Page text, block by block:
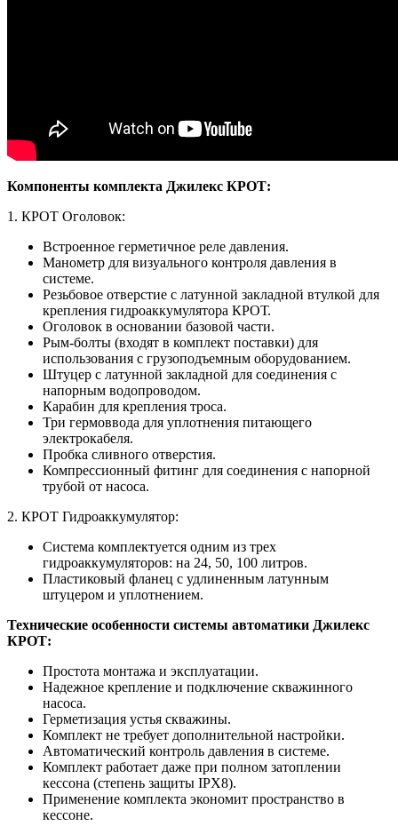
Компоненты комплекта Джилекс КРОТ:
1. КРОТ Оголовок:
Встроенное герметичное реле давления.
Манометр для визуального контроля давления в
системе.
Резьбовое отверстие с латунной закладной втулкой для
крепления гидроаккумулятора КРОТ.
Оголовок в основании базовой части.
Рым-болты (входят в комплект поставки) для
использования с грузоподъемным оборудованием.
Штуцер с латунной закладной для соединения с
напорным водопроводом.
Карабин для крепления троса.
Три гермоввода для уплотнения питающего
электрокабеля.
Пробка сливного отверстия.
Компрессионный фитинг для соединения с напорной
трубой от насоса.
2. КРОТ Гидроаккумулятор:
Система комплектуется одним из трех
гидроаккумуляторов: на 24, 50, 100 литров.
Пластиковый фланец с удлиненным латунным
штуцером и уплотнением.
Технические особенности системы автоматики Джилекс
КРОТ:
Простота монтажа и эксплуатации.
Надежное крепление и подключение скважинного
насоса.
Герметизация устья скважины.
Комплект не требует дополнительной настройки.
Автоматический контроль давления в системе.
Комплект работает даже при полном затоплении
кессона (степень защиты IPX8).
Применение комплекта экономит пространство в
кессоне.